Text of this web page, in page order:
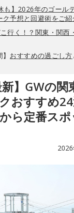
も】2026年のゴール
ク予想と回避術をご紹
行く！？関東・関西
おすすめの過ごし方
新】GWの
おすすめ
ら定番ス